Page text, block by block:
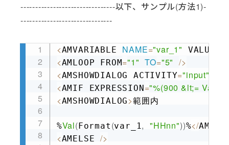
--------------------------------以下、サンプル(方法1)-
-------------------------------
<AMVARIABLE NAME="var_1" VALUE
<AMLOOP FROM="1" TO="5" />
<AMSHOWDIALOG ACTIVITY="input"
<AMIF EXPRESSION ="%(900 &lt;=
<AMSHOWDIALOG>範囲内
%Val( Format (var_1, "HHnn"))%</
<AMELSE />
Copy